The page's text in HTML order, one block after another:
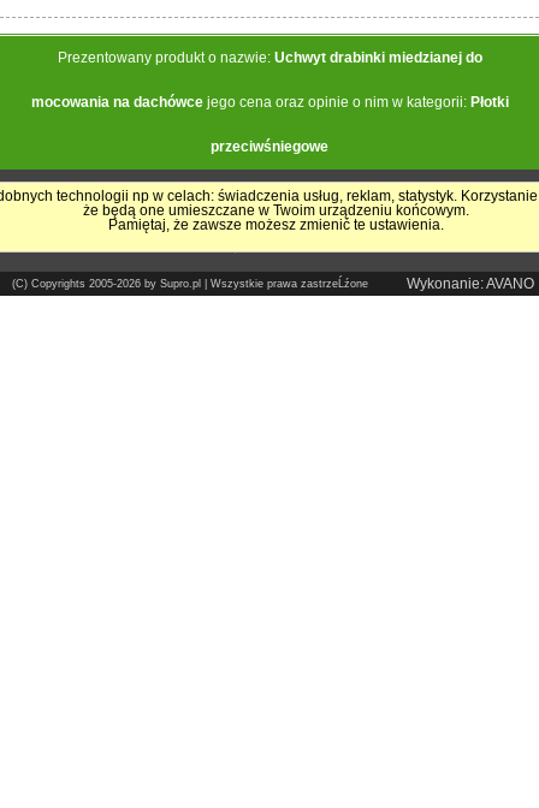
Prezentowany produkt o nazwie: Uchwyt drabinki miedzianej do
mocowania na dachówcejego cena oraz opinie o nim w kategorii: Płotki
przeciwśniegowe
Pokrycia Dachowe - Supro.pl
Sklep internetowy
Wykonanie: AVANO
(C) Copyrights 2005-2026 by Supro.pl | Wszystkie prawa zastrzeĹźone
technologii np w celach: świadczenia usług, reklam, statystyk.
że będą one umieszczane w Twoim urządzeniu końcowym.
Pamiętaj, że zawsze możesz zmienić te ustawienia.